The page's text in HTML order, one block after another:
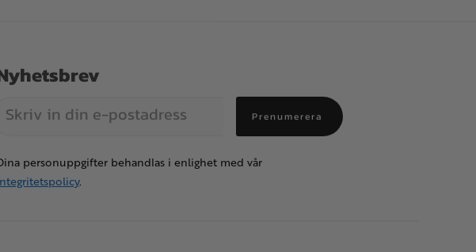
Prenumerera
personuppgifter behandlas i enlighet med vår
.